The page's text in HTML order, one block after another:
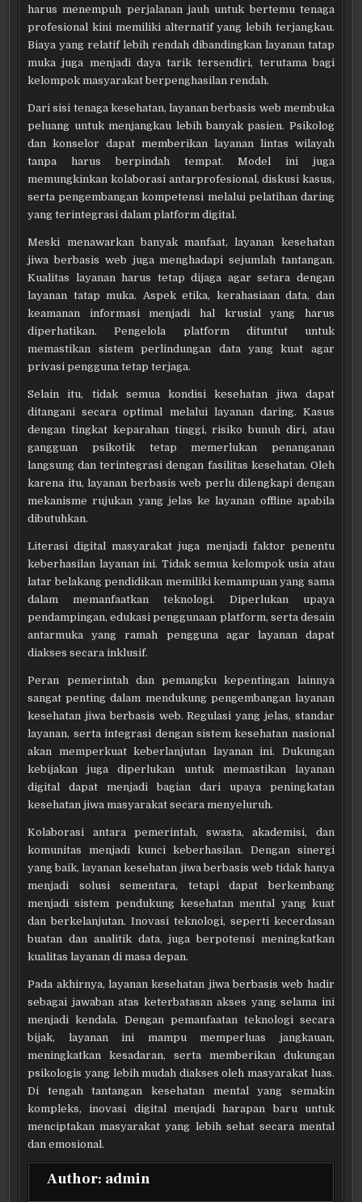
harus menempuh perjalanan jauh untuk bertemu tenaga
profesional kini memiliki alternatif yang lebih terjangkau.
Biaya yang relatif lebih rendah dibandingkan layanan tatap
muka juga menjadi daya tarik tersendiri, terutama bagi
kelompok masyarakat berpenghasilan rendah.
Dari sisi tenaga kesehatan, layanan berbasis web membuka
peluang untuk menjangkau lebih banyak pasien. Psikolog
dan konselor dapat memberikan layanan lintas wilayah
tanpa harus berpindah tempat. Model ini juga
memungkinkan kolaborasi antarprofesional, diskusi kasus,
serta pengembangan kompetensi melalui pelatihan daring
yang terintegrasi dalam platform digital.
Meski menawarkan banyak manfaat, layanan kesehatan
jiwa berbasis web juga menghadapi sejumlah tantangan.
Kualitas layanan harus tetap dijaga agar setara dengan
layanan tatap muka. Aspek etika, kerahasiaan data, dan
keamanan informasi menjadi hal krusial yang harus
diperhatikan. Pengelola platform dituntut untuk
memastikan sistem perlindungan data yang kuat agar
privasi pengguna tetap terjaga.
Selain itu, tidak semua kondisi kesehatan jiwa dapat
ditangani secara optimal melalui layanan daring. Kasus
dengan tingkat keparahan tinggi, risiko bunuh diri, atau
gangguan psikotik tetap memerlukan penanganan
langsung dan terintegrasi dengan fasilitas kesehatan. Oleh
karena itu, layanan berbasis web perlu dilengkapi dengan
mekanisme rujukan yang jelas ke layanan offline apabila
dibutuhkan.
Literasi digital masyarakat juga menjadi faktor penentu
keberhasilan layanan ini. Tidak semua kelompok usia atau
latar belakang pendidikan memiliki kemampuan yang sama
dalam memanfaatkan teknologi. Diperlukan upaya
pendampingan, edukasi penggunaan platform, serta desain
antarmuka yang ramah pengguna agar layanan dapat
diakses secara inklusif.
Peran pemerintah dan pemangku kepentingan lainnya
sangat penting dalam mendukung pengembangan layanan
kesehatan jiwa berbasis web. Regulasi yang jelas, standar
layanan, serta integrasi dengan sistem kesehatan nasional
akan memperkuat keberlanjutan layanan ini. Dukungan
kebijakan juga diperlukan untuk memastikan layanan
digital dapat menjadi bagian dari upaya peningkatan
kesehatan jiwa masyarakat secara menyeluruh.
Kolaborasi antara pemerintah, swasta, akademisi, dan
komunitas menjadi kunci keberhasilan. Dengan sinergi
yang baik, layanan kesehatan jiwa berbasis web tidak hanya
menjadi solusi sementara, tetapi dapat berkembang
menjadi sistem pendukung kesehatan mental yang kuat
dan berkelanjutan. Inovasi teknologi, seperti kecerdasan
buatan dan analitik data, juga berpotensi meningkatkan
kualitas layanan di masa depan.
Pada akhirnya, layanan kesehatan jiwa berbasis web hadir
sebagai jawaban atas keterbatasan akses yang selama ini
menjadi kendala. Dengan pemanfaatan teknologi secara
bijak, layanan ini mampu memperluas jangkauan,
meningkatkan kesadaran, serta memberikan dukungan
psikologis yang lebih mudah diakses oleh masyarakat luas.
Di tengah tantangan kesehatan mental yang semakin
kompleks, inovasi digital menjadi harapan baru untuk
menciptakan masyarakat yang lebih sehat secara mental
dan emosional.
Author: admin